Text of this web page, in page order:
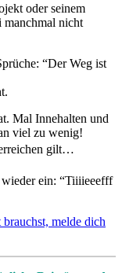
oder seinem
manchmal nicht
“Der Weg ist
Mal Innehalten und
viel zu wenig!
gilt…
ein: “Tiiiieeefff
melde dich